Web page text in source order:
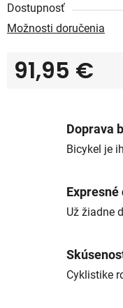
Dostupnosť
Možnosti doručenia
91,95 €
Doprava
Bicykel je
Už žiadne
Cyklistike